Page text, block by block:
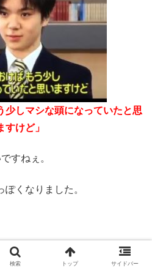
少しマシな頭になっていたと思
すけど」
すねぇ。
くなりました。
緒なのが笑えます！
検索 トップ サイドバー